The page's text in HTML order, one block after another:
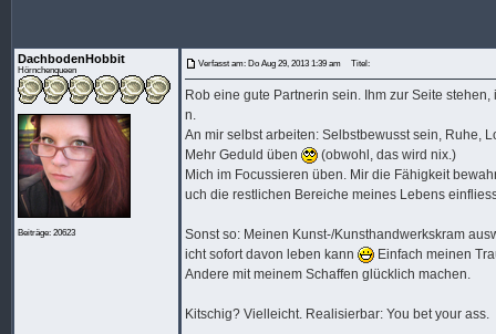
DachbodenHobbit
Hörnchenqueen
Beiträge: 20623
Verfasst am: Do Aug 29, 2013 1:39 am Titel:
Rob eine gute Partnerin sein. Ihm zur Seite
n.
An mir selbst arbeiten: Selbstbewusst sein, Ruhe,
Mehr Geduld üben
(obwohl, das wird nix.)
Mich im Focussieren üben. Mir die Fähigkeit
uch die restlichen Bereiche meines Lebens
Sonst so: Meinen Kunst-/Kunsthandwerkskram
icht sofort davon leben kann
Einfach meinen
Andere mit meinem Schaffen glücklich machen.
Kitschig? Vielleicht. Realisierbar: You bet your ass.